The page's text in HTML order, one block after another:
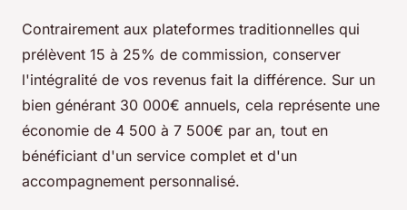
Contrairement aux plateformes traditionnelles qui
prélèvent 15 à 25% de commission, conserver
l'intégralité de vos revenus fait la différence. Sur un
bien générant 30 000€ annuels, cela représente une
économie de 4 500 à 7 500€ par an, tout en
bénéficiant d'un service complet et d'un
accompagnement personnalisé.